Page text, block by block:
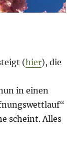
(hier), die
in einen
scheint. Alles